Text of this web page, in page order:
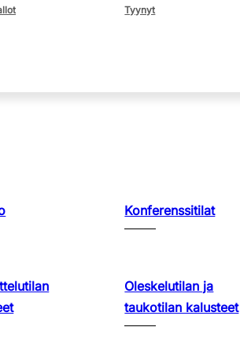
Tyynyt
Konferenssitilat
Oleskelutilan ja
taukotilan kalusteet